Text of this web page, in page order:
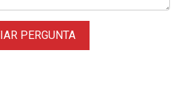
PERGUNTA